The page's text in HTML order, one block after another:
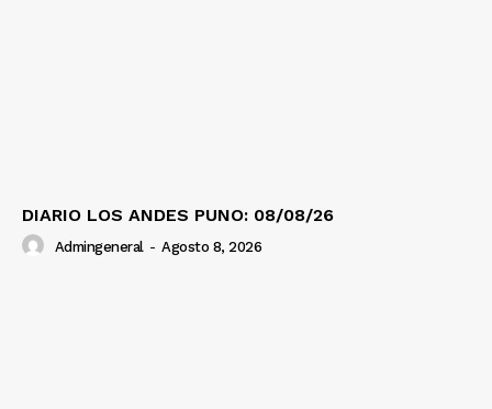
DIARIO LOS ANDES PUNO: 08/08/26
Admingeneral - Agosto 8, 2026